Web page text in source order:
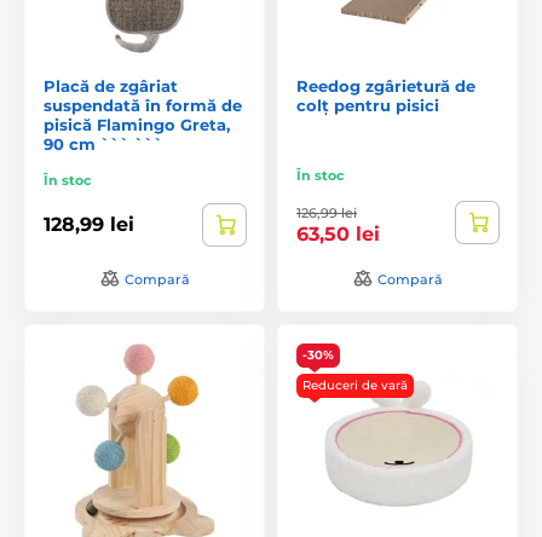
Placă de zgâriat
suspendată în formă de
pisică Flamingo Greta,
90 cm ``` ```
În stoc
128,99 lei
Compară
Reedog zgârietură de
colț pentru pisici
În stoc
126,99 lei
63,50 lei
Compară
-30%
Reduceri de vară